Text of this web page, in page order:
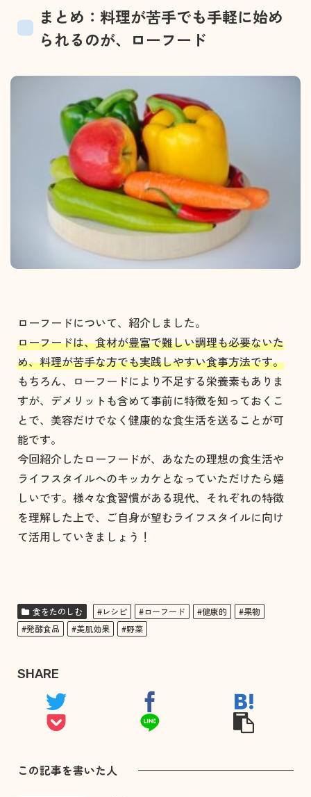
まとめ：料理が苦手でも手軽に始め
られるのが、ローフード
ローフードについて、紹介しました。
ローフードは、食材が豊富で難しい調理も必要ないた
め、料理が苦手な方でも実践しやすい食事方法です。
もちろん、ローフードにより不足する栄養素もありま
すが、デメリットも含めて事前に特徴を知っておくこ
とで、美容だけでなく健康的な食生活を送ることが可
能です。
今回紹介したローフードが、あなたの理想の食生活や
ライフスタイルへのキッカケとなっていただけたら嬉
しいです。様々な食習慣がある現代、それぞれの特徴
を理解した上で、ご自身が望むライフスタイルに向け
て活用していきましょう！
食をたのしむ #レシピ #ローフード #健康的
#果物
#発酵食品
#美肌効果 #野菜
SHARE
この記事を書いた人